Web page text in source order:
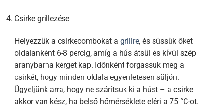
Csirke grillezése
Helyezzük a csirkecombokat a grillre, és süssük őket
oldalanként 6-8 percig, amíg a hús átsül és kívül szép
aranybarna kérget kap. Időnként forgassuk meg a
csirkét, hogy minden oldala egyenletesen süljön.
Ügyeljünk arra, hogy ne szárítsuk ki a húst – a csirke
akkor van kész, ha belső hőmérséklete eléri a 75 °C-ot.